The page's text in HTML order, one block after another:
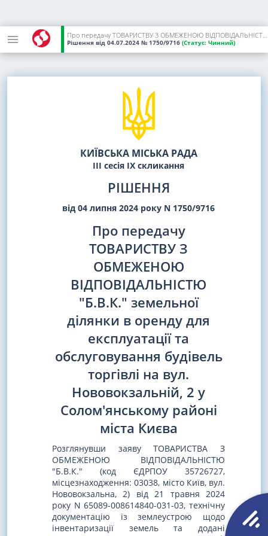
Про передачу ТОВАРИСТВУ З ОБМЕЖЕНОЮ ВІДПОВІДАЛЬНІСТЮ "Б.В.К." земельної ділянки в оренду для експлуатації та обслуговування будівель торгівлі на вул. Нововокзальній, 2 у Солом'янському районі міста Києва
Рішення від 04.07.2024 № 1750/9716 (Статус: Чинний)
КИЇВСЬКА МІСЬКА РАДА
III сесія IX скликання
РІШЕННЯ
від 04 липня 2024 року N 1750/9716
Про передачу
ТОВАРИСТВУ З
ОБМЕЖЕНОЮ
ВІДПОВІДАЛЬНІСТЮ
"Б.В.К." земельної
ділянки в оренду для
експлуатації та
обслуговування будівель
торгівлі на вул.
Нововокзальній, 2 у
Солом'янському районі
міста Києва
Розглянувши заяву ТОВАРИСТВА З
ОБМЕЖЕНОЮ ВІДПОВІДАЛЬНІСТЮ
"Б.В.К." (код ЄДРПОУ 35726727,
місцезнаходження: 03038, місто Київ, вул.
Нововокзальна, 2) від 21 травня 2024
року N 65089-008614840-031-03, технічну
документацію із землеустрою щодо
інвентаризації земель та додані